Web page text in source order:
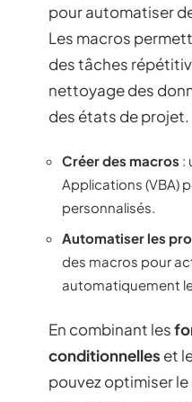
pour automatiser
Les macros
des tâches
nettoyage des
des états de projet.
Créer des macros :
Applications (VBA)
personnalisés.
Automatiser les
des macros pour
automatiquement
En combinant les
conditionnelles et
pouvez optimiser